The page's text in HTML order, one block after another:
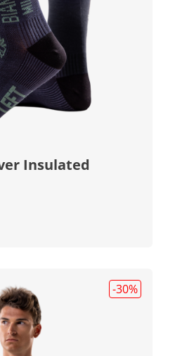
Insulated
-30%